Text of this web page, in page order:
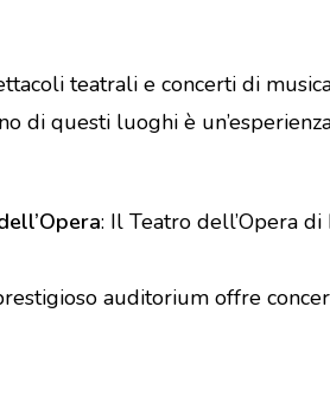
teatrali e concerti di
di questi luoghi è
: Il Teatro dell’Opera
auditorium offre